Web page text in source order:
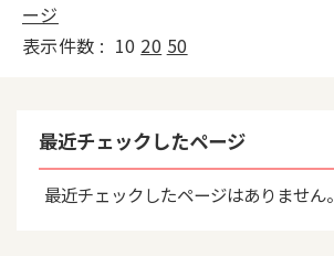
ージ
10 20 50
最近チェックしたページ
最近チェックしたページはありません。